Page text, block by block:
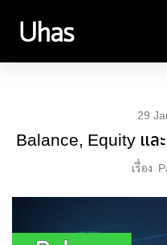
29
Balance, Equity แล
เรื่อง